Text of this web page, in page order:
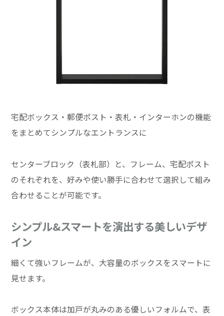
宅配ボックス・郵便ポスト・表札・インターホンの機能
をまとめてシンプルなエントランスに
センターブロック（表札部）と、フレーム、宅配ポスト
のそれぞれを、好みや使い勝手に合わせて選択して組み
合わせることが可能です。
シンプル&スマートを演出する美しいデザ
イン
細くて強いフレームが、大容量のボックスをスマートに
見せます。
ボックス本体は加戸が丸みのある優しいフォルムで、表